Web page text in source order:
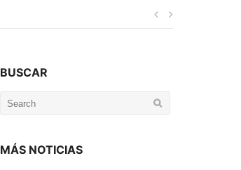
Navegación
BUSCAR
Search
MÁS NOTICIAS